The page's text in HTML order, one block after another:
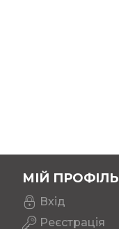
МІЙ ПРОФІЛЬ
Вхід
Реєстрація